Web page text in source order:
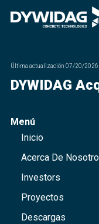
Última actualización 07/20/2026
DYWIDAG
Menú
Inicio
Acerca De
Investors
Proyectos
Descargas